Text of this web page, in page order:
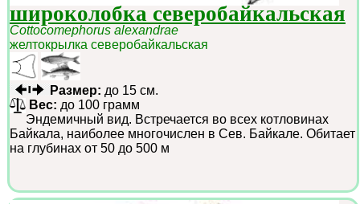
широколобка северобайкальская
Cottocomephorus alexandrae
желтокрылка северобайкальская
Размер: до 15 см.
Вес: до 100 грамм
Эндемичный вид. Встречается во всех котловинах
Байкала, наиболее многочислен в Сев. Байкале. Обитает
на глубинах от 50 до 500 м